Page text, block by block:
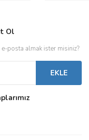
Ol
posta almak ister misiniz?
EKLE